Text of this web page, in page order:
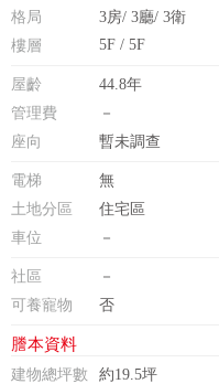
格局
3房/ 3廳/ 3衛
樓層
5F / 5F
屋齡
44.8年
管理費
－
座向
暫未調查
電梯
無
土地分區
住宅區
車位
－
社區
－
可養寵物
否
謄本資料
建物總坪數
約19.5坪